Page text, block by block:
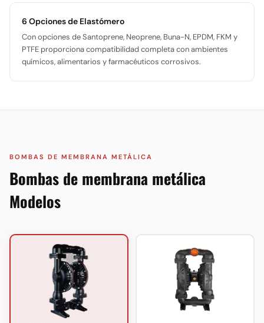
6 Opciones de Elastómero
Con opciones de Santoprene, Neoprene, Buna-N, EPDM, FKM y
PTFE proporciona compatibilidad completa con ambientes
químicos, alimentarios y farmacéuticos corrosivos.
BOMBAS DE MEMBRANA METÁLICA
Bombas de membrana metálica
Modelos